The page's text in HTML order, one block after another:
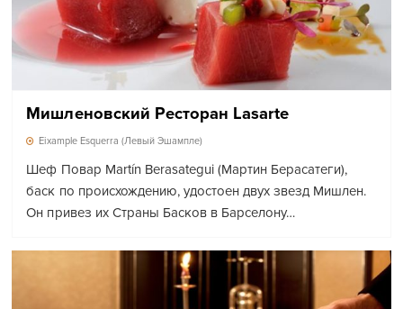
Мишленовский Ресторан Lasarte
Eixample Esquerra (Левый Эшампле)
Шеф Повар Martín Berasategui (Мартин Берасатеги),
баск по происхождению, удостоен двух звезд Мишлен.
Он привез их Страны Басков в Барселону…